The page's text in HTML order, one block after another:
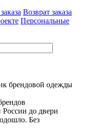
Возврат заказа
Персональные
брендовой одежды
России до двери
Без